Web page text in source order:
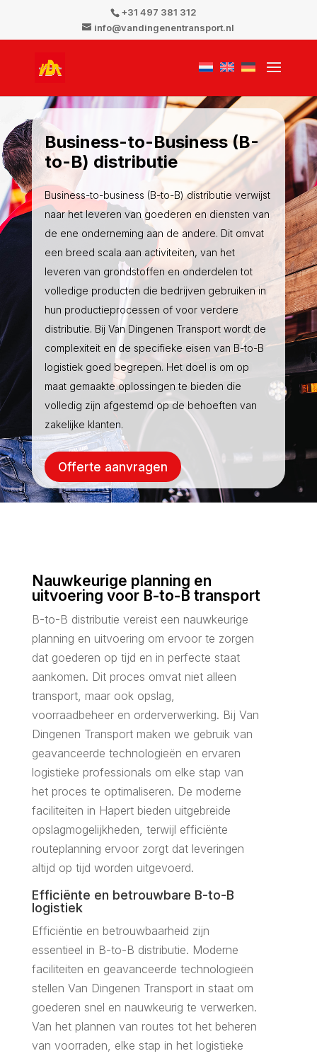
+31 497 381 312
info@vandingenentransport.nl
Business-to-Business (B-
to-B) distributie
Business-to-business (B-to-B) distributie verwijst
naar het leveren van goederen en diensten van
de ene onderneming aan de andere. Dit omvat
een breed scala aan activiteiten, van het
leveren van grondstoffen en onderdelen tot
volledige producten die bedrijven gebruiken in
hun productieprocessen of voor verdere
distributie. Bij Van Dingenen Transport wordt de
complexiteit en de specifieke eisen van B-to-B
logistiek goed begrepen. Het doel is om op
maat gemaakte oplossingen te bieden die
volledig zijn afgestemd op de behoeften van
zakelijke klanten.
Offerte aanvragen
Nauwkeurige planning en
uitvoering voor B-to-B transport
B-to-B distributie vereist een nauwkeurige
planning en uitvoering om ervoor te zorgen
dat goederen op tijd en in perfecte staat
aankomen. Dit proces omvat niet alleen
transport, maar ook opslag,
voorraadbeheer en orderverwerking. Bij Van
Dingenen Transport maken we gebruik van
geavanceerde technologieën en ervaren
logistieke professionals om elke stap van
het proces te optimaliseren. De moderne
faciliteiten in Hapert bieden uitgebreide
opslagmogelijkheden, terwijl efficiënte
routeplanning ervoor zorgt dat leveringen
altijd op tijd worden uitgevoerd.
Efficiënte en betrouwbare B-to-B
logistiek
Efficiëntie en betrouwbaarheid zijn
essentieel in B-to-B distributie. Moderne
faciliteiten en geavanceerde technologieën
stellen Van Dingenen Transport in staat om
goederen snel en nauwkeurig te verwerken.
Van het plannen van routes tot het beheren
van voorraden, elke stap in het logistieke